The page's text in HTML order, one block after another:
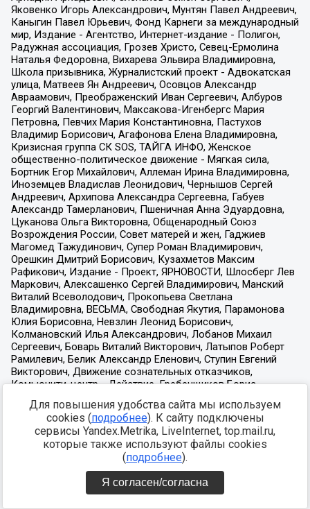
Для повышения удобства сайта мы используем
cookies (подробнее). К сайту подключены
сервисы Yandex.Metrika, LiveInternet, top.mail.ru,
которые также используют файлы cookies
(подробнее).
Я согласен/согласна